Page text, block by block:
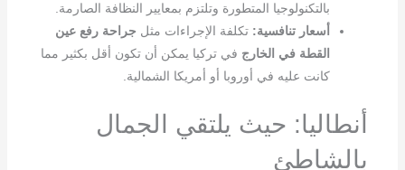
بالتكنولوجيا المتطورة وتلتزم بمعايير النظافة الصارمة.
أسعار تنافسية: تكلفة الإجراءات مثل جراحة رفع عين
القطة في الخارج في تركيا يمكن أن تكون أقل بكثير مما
كانت عليه في أوروبا أو أمريكا الشمالية.
أنطاليا: حيث يلتقي الجمال
بالشاطئ